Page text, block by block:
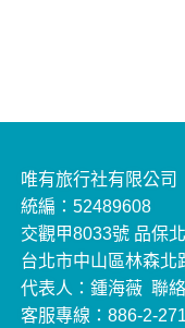
唯有旅行社有限公司
統編：52489608
交觀甲8033號 品保
台北市中山區林森北
代表人：鍾海薇 聯
客服專線：886-2-